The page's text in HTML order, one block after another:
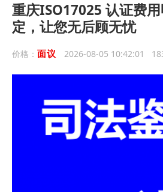
重庆ISO17025 认证费
定，让您无后顾无忧
价格： 面议 2026-08-05 10:42:01